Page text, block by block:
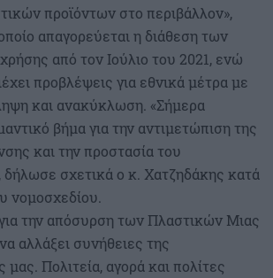
προϊόντων στο περιβάλλον»,
απαγορεύεται η διάθεση των
από τον Ιούλιο του 2021, ενώ
προβλέψεις για εθνικά μέτρα με
και ανακύκλωση. «Σήμερα
βήμα για την αντιμετώπιση της
και την προστασία του
δήλωσε σχετικά ο κ. Χατζηδάκης κατά
νομοσχεδίου.
την απόσυρση των Πλαστικών Μιας
αλλάξει συνήθειες της
μας. Πολιτεία, αγορά και πολίτες